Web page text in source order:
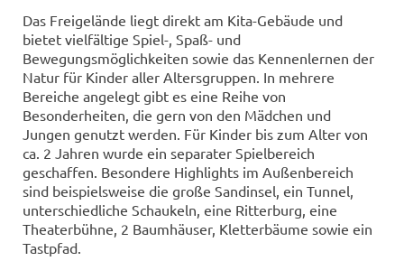
Das Freigelände liegt direkt am Kita-Gebäude und
bietet vielfältige Spiel-, Spaß- und
Bewegungsmöglichkeiten sowie das Kennenlernen der
Natur für Kinder aller Altersgruppen. In mehrere
Bereiche angelegt gibt es eine Reihe von
Besonderheiten, die gern von den Mädchen und
Jungen genutzt werden. Für Kinder bis zum Alter von
ca. 2 Jahren wurde ein separater Spielbereich
geschaffen. Besondere Highlights im Außenbereich
sind beispielsweise die große Sandinsel, ein Tunnel,
unterschiedliche Schaukeln, eine Ritterburg, eine
Theaterbühne, 2 Baumhäuser, Kletterbäume sowie ein
Tastpfad.